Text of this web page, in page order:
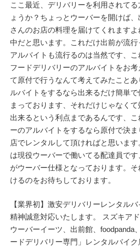
ここ最近、デリバリーを利用されて
ょうか？ちょっとウーバーを開けば
さんのお店の料理を届けてくれます
中だと思います。これだけ出前が流
アルバイトも流行るのは当然です、
フードデリバリーのアルバイトをお考
て原付で行うなんて考えてみたこと
ルバイトをするなら出来るだけ簡単
まっております、それだけじゃなく
出来るという利点まであるんです、こ
ーのアルバイトをするなら原付で決
店でレンタルして頂ければと思いま
は現役ウーバーで働いてる配達員で
がウーバー仕様となっております。
けるのをお待ちしております。
【業界初】激安デリバリーレンタルバ
精神誠意対応いたします。 スズキア
ウーバーイーツ、出前館、foodpanda
ードデリバリー専門」レンタルバイ